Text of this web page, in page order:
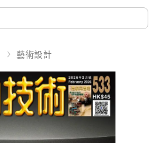
藝術設計